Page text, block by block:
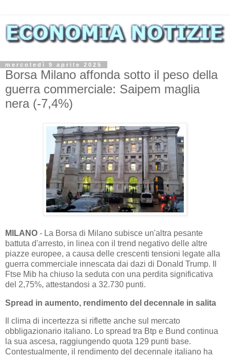
mercoledì 9 aprile 2025
Borsa Milano affonda sotto il peso della
guerra commerciale: Saipem maglia
nera (-7,4%)
MILANO - La Borsa di Milano subisce un'altra pesante
battuta d'arresto, in linea con il trend negativo delle altre
piazze europee, a causa delle crescenti tensioni legate alla
guerra commerciale innescata dai dazi di Donald Trump. Il
Ftse Mib ha chiuso la seduta con una perdita significativa
del 2,75%, attestandosi a 32.730 punti.
Spread in aumento, rendimento del decennale in salita
Il clima di incertezza si riflette anche sul mercato
obbligazionario italiano. Lo spread tra Btp e Bund continua
la sua ascesa, raggiungendo quota 129 punti base.
Contestualmente, il rendimento del decennale italiano ha